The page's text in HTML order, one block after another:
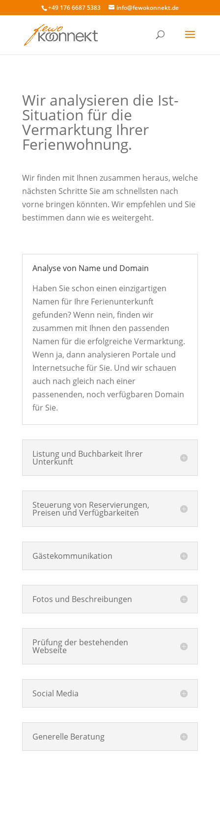
+49 176 6687 5383 info@fewokonnekt.de
Wir analysieren die Ist-
Situation für die
Vermarktung Ihrer
Ferienwohnung.
Wir finden mit Ihnen zusammen heraus, welche
nächsten Schritte Sie am schnellsten nach
vorne bringen könnten. Wir empfehlen und Sie
bestimmen dann wie es weitergeht.
Analyse von Name und Domain
Haben Sie schon einen einzigartigen
Namen für Ihre Ferienunterkunft
gefunden? Wenn nein, finden wir
zusammen mit Ihnen den passenden
Namen für die erfolgreiche Vermarktung.
Wenn ja, dann analysieren Portale und
Internetsuche für Sie. Und wir schauen
auch nach gleich nach einer
passenenden, noch verfügbaren Domain
für Sie.
Listung und Buchbarkeit Ihrer
Unterkunft
Steuerung von Reservierungen,
Preisen und Verfügbarkeiten
Gästekommunikation
Fotos und Beschreibungen
Prüfung der bestehenden
Webseite
Social Media
Generelle Beratung